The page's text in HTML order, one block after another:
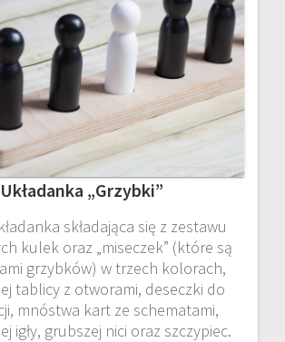
Układanka „Grzybki”
składająca się z zestawu
kulek oraz „miseczek” (które są
grzybków) w trzech kolorach,
tablicy z otworami, deseczki do
mnóstwa kart ze schematami,
igły, grubszej nici oraz szczypiec.